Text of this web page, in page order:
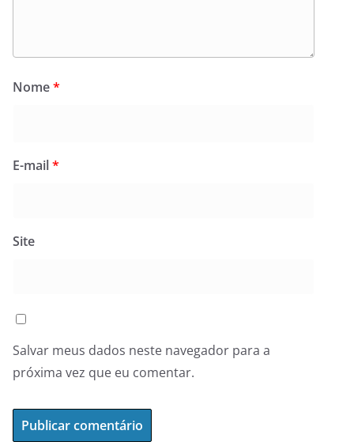
Nome*
E-mail*
Site
Salvar meus dados neste navegador para a
próxima vez que eu comentar.